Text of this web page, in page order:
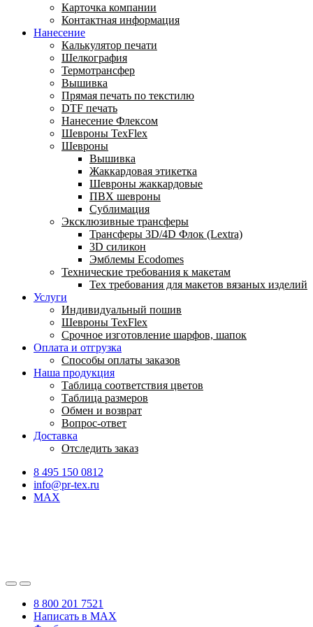
Карточка компании
Контактная информация
Нанесение
Калькулятор печати
Шелкография
Термотрансфер
Вышивка
Прямая печать по текстилю
DTF печать
Нанесение Флексом
Шевроны TexFlex
Шевроны
Вышивка
Жаккардовая этикетка
Шевроны жаккардовые
ПВХ шевроны
Сублимация
Эксклюзивные трансферы
Трансферы 3D/4D Флок (Lextra)
3D силикон
Эмблемы Ecodomes
Технические требования к макетам
Тех требования для макетов вязаных изделий
Услуги
Индивидуальный пошив
Шевроны TexFlex
Срочное изготовление шарфов, шапок
Оплата и отгрузка
Способы оплаты заказов
Наша продукция
Таблица соответствия цветов
Таблица размеров
Обмен и возврат
Вопрос-ответ
Доставка
Отследить заказ
8 495 150 0812
info@pr-tex.ru
MAX
8 800 201 7521
Написать в MAX